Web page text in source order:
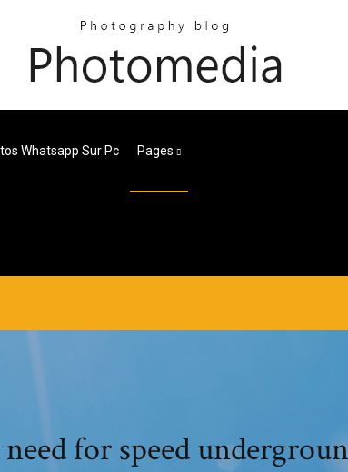
Whatsapp Sur Pc Pages
for speed